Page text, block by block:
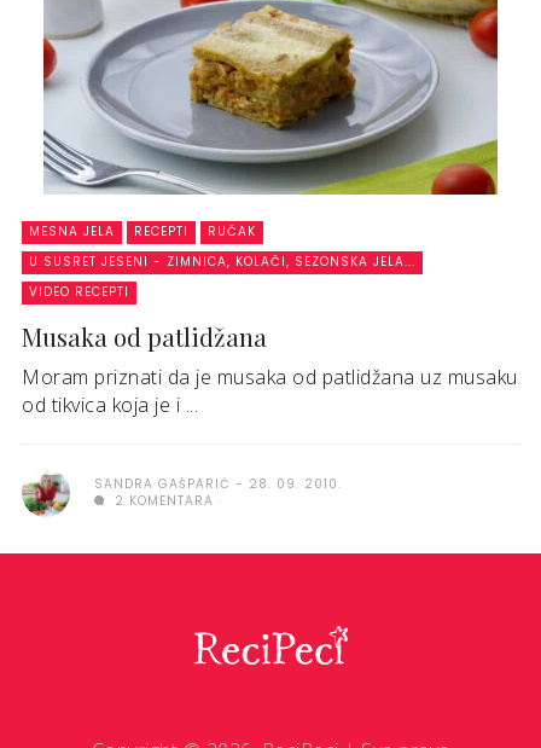
MESNA JELA RECEPTI
RUČAK
U SUSRET JESENI - ZIMNICA, KOLAČI, SEZONSKA JELA...
VIDEO RECEPTI
Musaka od patlidžana
Moram priznati da je musaka od patlidžana uz musaku
od tikvica koja je i ...
SANDRA GAŠPARIĆ
28. 09. 2010.
2 KOMENTARA